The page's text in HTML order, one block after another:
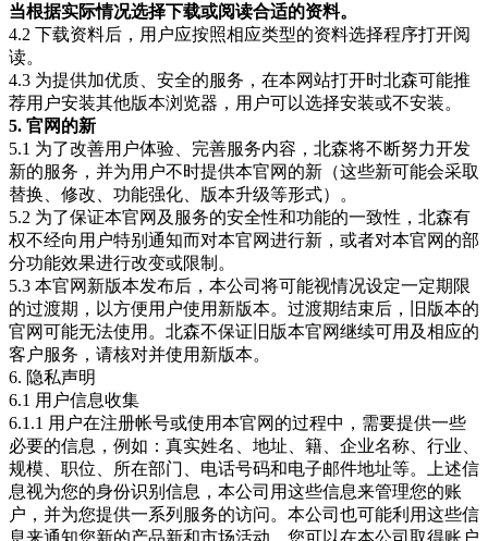
当根据实际情况选择下载或阅读合适的资料。
4.2 下载资料后，用户应按照相应类型的资料选择程序打开阅
读。
4.3 为提供加优质、安全的服务，在本网站打开时北森可能推
荐用户安装其他版本浏览器，用户可以选择安装或不安装。
5. 官网的新
5.1 为了改善用户体验、完善服务内容，北森将不断努力开发
新的服务，并为用户不时提供本官网的新（这些新可能会采取
替换、修改、功能强化、版本升级等形式）。
5.2 为了保证本官网及服务的安全性和功能的一致性，北森有
权不经向用户特别通知而对本官网进行新，或者对本官网的部
分功能效果进行改变或限制。
5.3 本官网新版本发布后，本公司将可能视情况设定一定期限
的过渡期，以方便用户使用新版本。过渡期结束后，旧版本的
官网可能无法使用。北森不保证旧版本官网继续可用及相应的
客户服务，请核对并使用新版本。
6. 隐私声明
6.1 用户信息收集
6.1.1 用户在注册帐号或使用本官网的过程中，需要提供一些
必要的信息，例如：真实姓名、地址、籍、企业名称、行业、
规模、职位、所在部门、电话号码和电子邮件地址等。上述信
息视为您的身份识别信息，本公司用这些信息来管理您的账
户，并为您提供一系列服务的访问。本公司也可能利用这些信
息来通知您新的产品新和市场活动。您可以在本公司取得账户